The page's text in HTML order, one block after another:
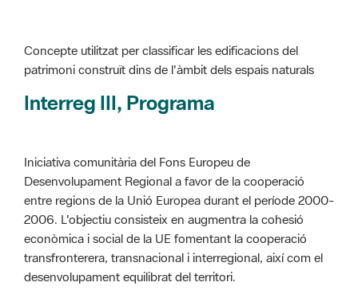
Concepte utilitzat per classificar les edificacions del
patrimoni construït dins de l'àmbit dels espais naturals
Interreg III, Programa
Iniciativa comunitària del Fons Europeu de
Desenvolupament Regional a favor de la cooperació
entre regions de la Unió Europea durant el període 2000-
2006. L'objectiu consisteix en augmentra la cohesió
econòmica i social de la UE fomentant la cooperació
transfronterera, transnacional i interregional, així com el
desenvolupament equilibrat del territori.